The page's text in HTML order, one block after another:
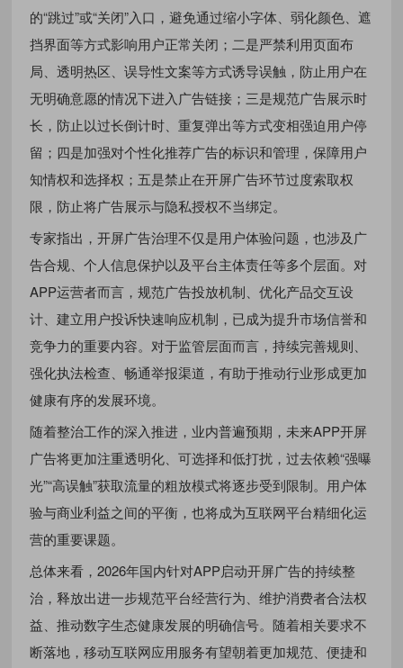
的“跳过”或“关闭”入口，避免通过缩小字体、弱化颜色、遮
挡界面等方式影响用户正常关闭；二是严禁利用页面布
局、透明热区、误导性文案等方式诱导误触，防止用户在
无明确意愿的情况下进入广告链接；三是规范广告展示时
长，防止以过长倒计时、重复弹出等方式变相强迫用户停
留；四是加强对个性化推荐广告的标识和管理，保障用户
知情权和选择权；五是禁止在开屏广告环节过度索取权
限，防止将广告展示与隐私授权不当绑定。
专家指出，开屏广告治理不仅是用户体验问题，也涉及广
告合规、个人信息保护以及平台主体责任等多个层面。对
APP运营者而言，规范广告投放机制、优化产品交互设
计、建立用户投诉快速响应机制，已成为提升市场信誉和
竞争力的重要内容。对于监管层面而言，持续完善规则、
强化执法检查、畅通举报渠道，有助于推动行业形成更加
健康有序的发展环境。
随着整治工作的深入推进，业内普遍预期，未来APP开屏
广告将更加注重透明化、可选择和低打扰，过去依赖“强曝
光”“高误触”获取流量的粗放模式将逐步受到限制。用户体
验与商业利益之间的平衡，也将成为互联网平台精细化运
营的重要课题。
总体来看，2026年国内针对APP启动开屏广告的持续整
治，释放出进一步规范平台经营行为、维护消费者合法权
益、推动数字生态健康发展的明确信号。随着相关要求不
断落地，移动互联网应用服务有望朝着更加规范、便捷和